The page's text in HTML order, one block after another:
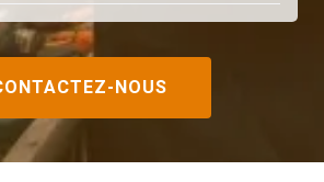
NOUS